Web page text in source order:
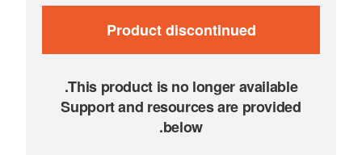
Product discontinued
Support and resources are provided
below.